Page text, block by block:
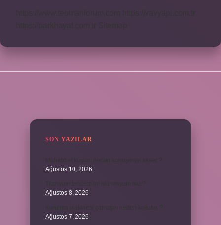
SON YAZILAR
Ağustos 10, 2026
Ağustos 8, 2026
Ağustos 7, 2026